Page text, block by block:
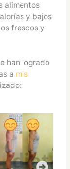
alimentos
y bajos
frescos y
han logrado
a mis